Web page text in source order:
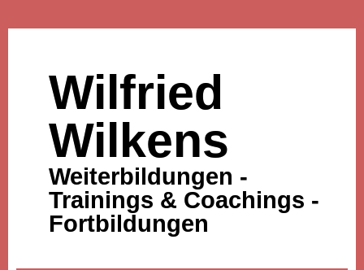
Wilfried
Wilkens
Weiterbildungen -
Trainings & Coachings -
Fortbildungen